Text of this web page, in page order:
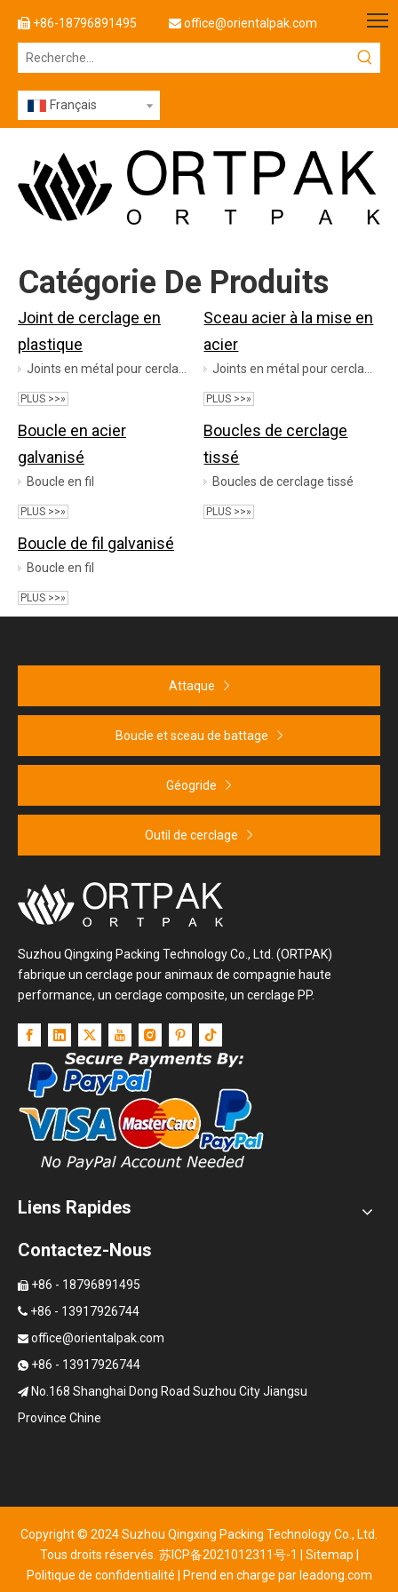
 +86-18796891495  office@orientalpak.com
Français
Catégorie De Produits
Joint de cerclage en
plastique
PLUS >>»
Sceau acier à la mise en
acier
PLUS >>»
Boucle en acier
galvanisé
Boucle en fil
PLUS >>»
Boucles de cerclage
tissé
Boucles de cerclage tissé
PLUS >>»
Boucle de fil galvanisé
Boucle en fil
PLUS >>»
Attaque
Boucle et sceau de battage
Géogride
Outil de cerclage
Suzhou Qingxing Packing Technology Co., Ltd. (ORTPAK)
fabrique un cerclage pour animaux de compagnie haute
performance, un cerclage composite, un cerclage PP.
Liens Rapides
Contactez-Nous
 +86 - 18796891495
 +86 - 13917926744
 office@orientalpak.com
 +86 - 13917926744
 No.168 Shanghai Dong Road Suzhou City Jiangsu
Province Chine
Copyright © 2024 Suzhou Qingxing Packing Technology Co., Ltd.
Tous droits réservés. 苏ICP备2021012311号-1 Sitemap
Politique de confidentialité
| Prend en charge par leadong.com